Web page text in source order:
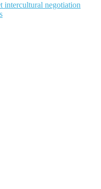
intercultural negotiation